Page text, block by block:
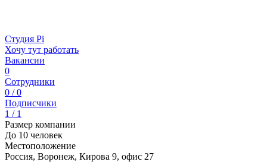
Студия Pi
Хочу тут работать
Вакансии
0
Сотрудники
0 / 0
Подписчики
1 / 1
Размер компании
До 10 человек
Местоположение
Россия, Воронеж, Кирова 9, офис 27